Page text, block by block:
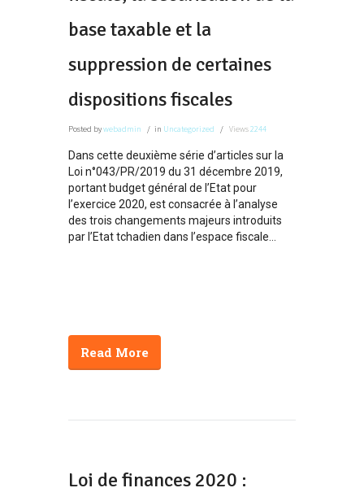
base taxable et la
suppression de certaines
dispositions fiscales
Posted bywebadmin in Uncategorized Views2244
Dans cette deuxième série d’articles sur la
Loi n°043/PR/2019 du 31 décembre 2019,
portant budget général de l’Etat pour
l’exercice 2020, est consacrée à l’analyse
des trois changements majeurs introduits
par l’Etat tchadien dans l’espace fiscale...
Read More
Loi de finances 2020 :